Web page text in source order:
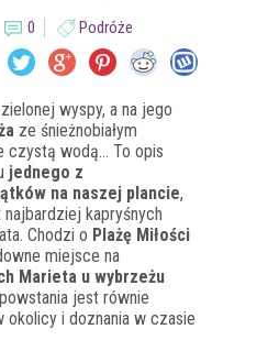
0 Podróże
wyspy, a na jego
ze śnieżnobiałym
czystą wodą… To opis
jednego z
na naszej plancie,
kapryśnych
Chodzi o Plażę Miłości
miejsce na
Marieta u wybrzeżu
jest równie
okolicy i doznania w czasie